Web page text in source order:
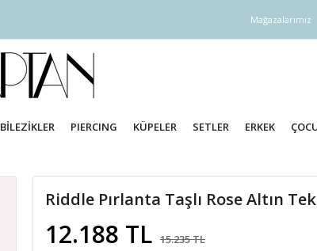
Mağazalarımız
BİLEZİKLER PIERCING KÜPELER SETLER ERKEK
Riddle Pırlanta Taşlı Rose Altın
12.188 TL 15.235 TL